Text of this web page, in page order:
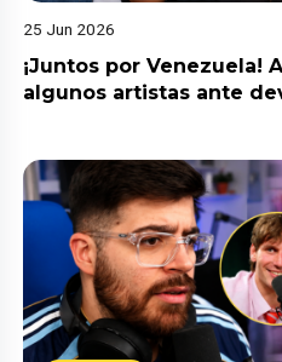
25 Jun 2026
¡Juntos por Venezuela!
algunos artistas ante